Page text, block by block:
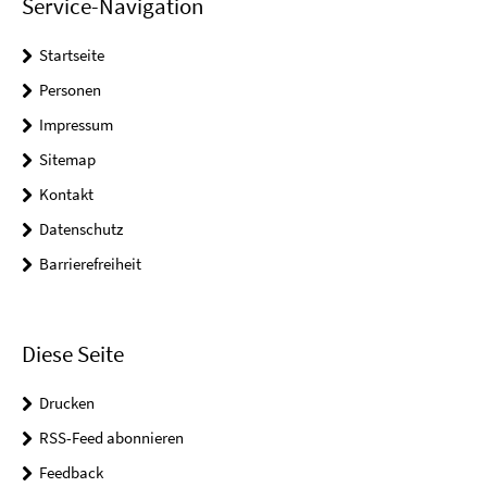
Service-Navigation
Startseite
Personen
Impressum
Sitemap
Kontakt
Datenschutz
Barrierefreiheit
Diese Seite
Drucken
RSS-Feed abonnieren
Feedback